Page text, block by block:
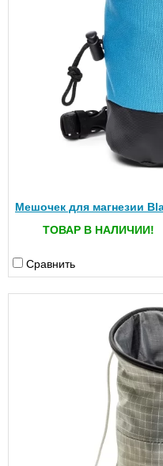
Мешочек для магнезии
ТОВАР В НАЛИЧИИ!
Сравнить